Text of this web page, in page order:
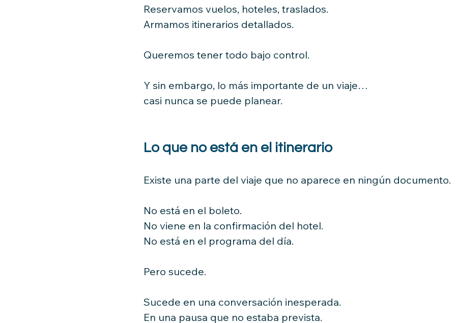
Reservamos vuelos, hoteles, traslados.
Armamos itinerarios detallados.
Queremos tener todo bajo control.
Y sin embargo, lo más importante de un viaje…
casi nunca se puede planear.
Lo que no está en el itinerario
Existe una parte del viaje que no aparece en ningún documento.
No está en el boleto.
No viene en la confirmación del hotel.
No está en el programa del día.
Pero sucede.
Sucede en una conversación inesperada.
En una pausa que no estaba prevista.